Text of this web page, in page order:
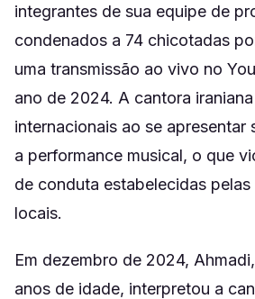
integrantes de sua equipe de
condenados a 74 chicotadas
uma transmissão ao vivo no
ano de 2024. A cantora
internacionais ao se apresentar
a performance musical, o que
de conduta estabelecidas
locais.
Em dezembro de 2024,
anos de idade, interpretou a